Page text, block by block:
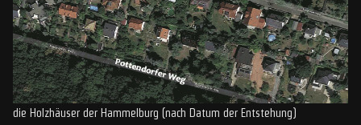
die Holzhäuser der Hammelburg (nach Datum der Entstehung)